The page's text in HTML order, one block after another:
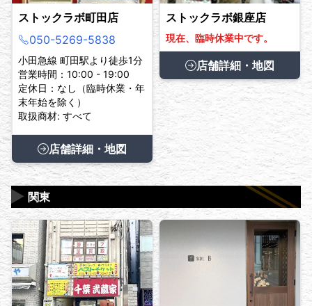
ストックラボ町田店
050-5269-5838
小田急線 町田駅より徒歩1分
営業時間：10:00 - 19:00
定休日：なし（臨時休業・年
末年始を除く）
取扱商材: すべて
店舗詳細・地図
ストックラボ銀座店
現在、臨時休業中です。
店舗詳細・地図
関東
▶